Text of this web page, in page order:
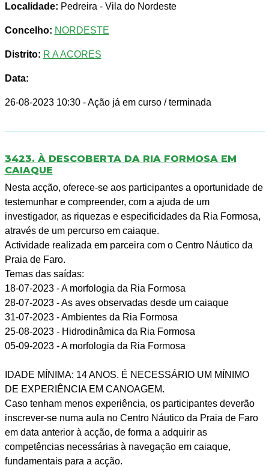
Localidade: Pedreira - Vila do Nordeste
Concelho: NORDESTE
Distrito: R A ACORES
Data:
26-08-2023 10:30 - Ação já em curso / terminada
3423. À DESCOBERTA DA RIA FORMOSA EM
CAIAQUE
Nesta acção, oferece-se aos participantes a oportunidade de
testemunhar e compreender, com a ajuda de um
investigador, as riquezas e especificidades da Ria Formosa,
através de um percurso em caiaque.
Actividade realizada em parceira com o Centro Náutico da
Praia de Faro.
Temas das saídas:
18-07-2023 - A morfologia da Ria Formosa
28-07-2023 - As aves observadas desde um caiaque
31-07-2023 - Ambientes da Ria Formosa
25-08-2023 - Hidrodinâmica da Ria Formosa
05-09-2023 - A morfologia da Ria Formosa
IDADE MÍNIMA: 14 ANOS. É NECESSÁRIO UM MÍNIMO
DE EXPERIÊNCIA EM CANOAGEM.
Caso tenham menos experiência, os participantes deverão
inscrever-se numa aula no Centro Náutico da Praia de Faro
em data anterior à acção, de forma a adquirir as
competências necessárias à navegação em caiaque,
fundamentais para a acção.